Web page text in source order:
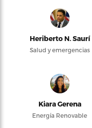
Heriberto N. Saurí
Salud y emergencias
Kiara Gerena
Energía Renovable